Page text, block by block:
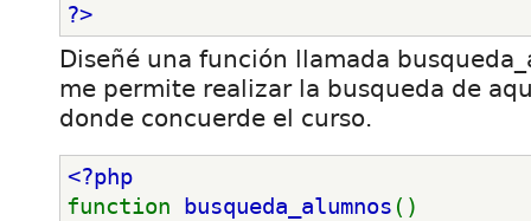
?>
Diseñé una función llamada
me permite realizar la busqueda de
donde concuerde el curso.
<?php
function
busqueda_alumnos ()